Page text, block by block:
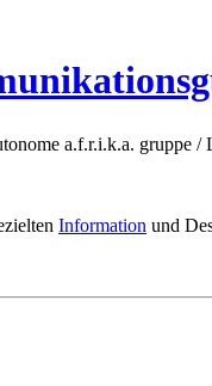
a.f.r.i.k.a. gruppe /
Information und